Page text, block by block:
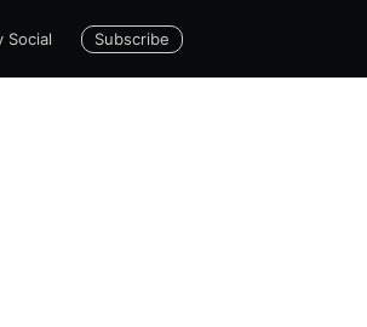
Social Subscribe